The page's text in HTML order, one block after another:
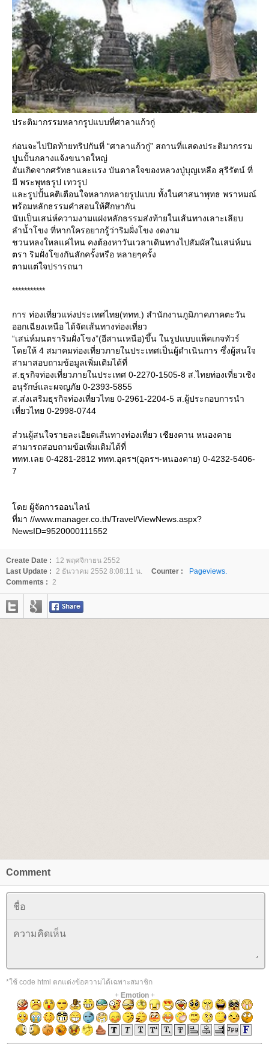
ประติมากรรมหลากรูปแบบที่ศาลาแก้วกู่
ก่อนจะไปปิดท้ายทริปกันที่ “ศาลาแก้วกู่” สถานที่แสดงประติมากรรม
ปูนปั้นกลางแจ้งขนาดใหญ่
อันเกิดจากศรัทธาและแรง บันดาลใจของหลวงปู่บุญเหลือ สุรีรัตน์ ที่
มี พระพุทธรูป เทวรูป
ละรูปปั้นคติเตือนใจหลากหลายรูปแบบ ทั้งในศาสนาพุทธ พราหมณ์
พร้อมหลักธรรมคำสอนให้ศึกษากัน
นับเป็นเสน่ห์ความงามแฝงหลักธรรมส่งท้ายในเส้นทางเลาะเลียบ
ลำน้ำโขง ที่หากใครอยากรู้ว่าริมฝั่งโขง งดงาม
ชวนหลงใหลแค่ไหน คงต้องหาวันเวลาเดินทางไปสัมผัสในเสน่ห์มน
ตรา ริมฝั่งโขงกันสักครั้งหรือ หลายๆครั้ง
ตามแต่ใจปรารถนา
***********
การ ท่องเที่ยวแห่งประเทศไทย(ททท.) สำนักงานภูมิภาคภาคตะวัน
ออกเฉียงเหนือ ได้จัดเส้นทางท่องเที่ยว
“เสน่ห์มนตราริมฝั่งโขง”(อีสานเหนือ)ขึ้น ในรูปแบบแพ็คเกจทัวร์
ดยให้ 4 สมาคมท่องเที่ยวภายในประเทศเป็นผู้ดำเนินการ ซึ่งผู้สนใจ
สามาสอบถามข้อมูลเพิ่มเติมได้ที่
ส.ธุรกิจท่องเที่ยวภายในประเทศ 0-2270-1505-8 ส.ไทยท่องเที่ยวเชิง
อนุรักษ์และผจญภัย 0-2393-5855
ส.ส่งเสริมธุรกิจท่องเที่ยวไทย 0-2961-2204-5 ส.ผู้ประกอบการนำ
เที่ยวไทย 0-2998-0744
ส่วนผู้สนใจรายละเอียดเส้นทางท่องเที่ยว เชียงคาน หนองคา
สามารถสอบถามข้อเพิ่มเติมได้ที่
ททท.เลย 0-4281-2812 ททท.อุดรฯ(อุดรฯ-หนองคาย) 0-4232-5406-
7
ดย ผู้จัดการออนไลน์
ที่มา //www.manager.co.th/Travel/ViewNews.aspx?
NewsID=9520000111552
Create Date :
12 พฤศจิกายน 2552
Last Update : 2 ธันวาคม 2552 8:08:11 น. Counter :
Pageviews.
Comments : 2
Comment
*ใช้ code html ตกแต่งข้อความได้เฉพาะสมาชิก
+ Emotion+